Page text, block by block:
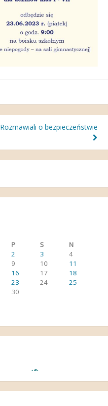
Rozmawiali o bezpieczeństwie
P S
N
2 3
4
9 10
11
16 17
18
23 24
25
30